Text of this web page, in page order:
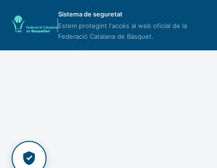
Sistema de seguretat
Estem protegint l'accés al web oficial de la
Federació Catalana de Bàsquet.